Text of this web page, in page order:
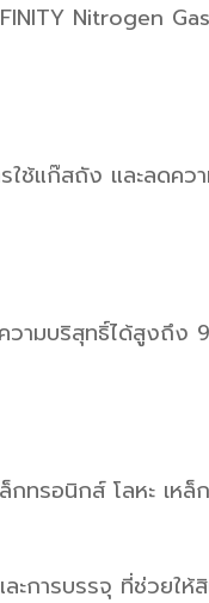
Nitrogen
รใช้แก๊สถัง และลดค
วามบริสุทธิ์ได้สูงถึง
กทรอนิกส์ โลหะ เห
ละการบรรจุ ที่ช่วย